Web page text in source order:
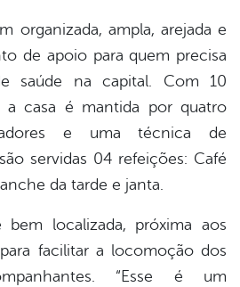
organizada, ampla, arejada e
de apoio para quem precisa
saúde na capital. Com 10
a casa é mantida por quatro
e uma técnica de
servidas 04 refeições: Café
da tarde e janta.
localizada, próxima aos
facilitar a locomoção dos
“Esse é um